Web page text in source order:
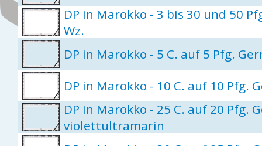
DP in Marokko - 3 bis 30 und 50
Wz.
DP in Marokko - 5 C. auf 5 Pfg.
DP in Marokko - 10 C. auf 10 Pfg.
DP in Marokko - 25 C. auf 20 Pfg.
violettultramarin